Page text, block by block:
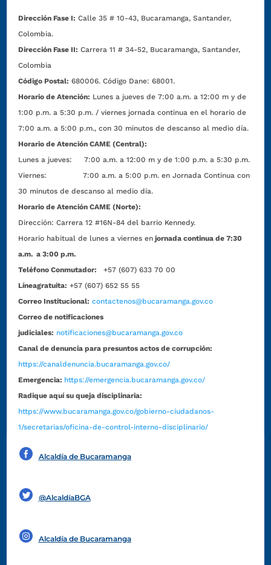
Dirección Fase I: Calle 35 # 10-43, Bucaramanga, Santander,
Colombia.
Dirección Fase II: Carrera 11 # 34-52, Bucaramanga, Santander,
Colombia
Código Postal: 680006. Código Dane: 68001.
Horario de Atención: Lunes a jueves de 7:00 a.m. a 12:00 m y de
1:00 p.m. a 5:30 p.m. / viernes jornada continua en el horario de
7:00 a.m. a 5:00 p.m., con 30 minutos de descanso al medio día.
Horario de Atención CAME (Central):
Lunes a jueves: 7:00 a.m. a 12:00 m y de 1:00 p.m. a 5:30 p.m.
Viernes: 7:00 a.m. a 5:00 p.m. en Jornada Continua con
30 minutos de descanso al medio día.
Horario de Atención CAME (Norte):
Dirección:Carrera 12 #16N-84 del barrio Kennedy.
Horario habitual de lunes a viernes en jornada continua de 7:30
a.m. a 3:00 p.m.
Teléfono Conmutador:
+57 (607) 633 70 00
Líneagratuita: +57 (607) 652 55 55
Correo Institucional: contactenos@bucaramanga.gov.co
Correo de notificaciones
judiciales: notificaciones@bucaramanga.gov.co
Canal de denuncia para presuntos actos de corrupción:
https://canaldenuncia.bucaramanga.gov.co/
Emergencia: https://emergencia.bucaramanga.gov.co/
Radique aquí su queja disciplinaria:
https://www.bucaramanga.gov.co/gobierno-ciudadanos-
1/secretarias/oficina-de-control-interno-disciplinario/
Alcaldía de Bucaramanga
@AlcaldíaBGA
Alcaldía de Bucaramanga